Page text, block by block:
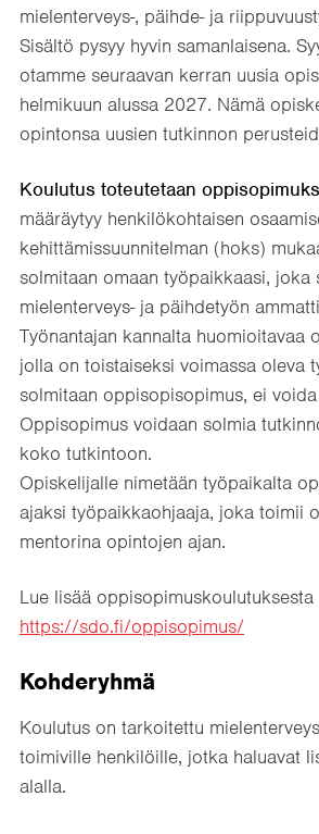
mielenterveys-, päihde- ja
Sisältö pysyy hyvin samanlaisena.
otamme seuraavan kerran uusia
helmikuun alussa 2027. Nämä
opintonsa uusien tutkinnon
Koulutus toteutetaan
määräytyy henkilökohtaisen
kehittämissuunnitelman (hoks)
solmitaan omaan työpaikkaasi, joka
mielenterveys- ja päihdetyön
Työnantajan kannalta huomioitavaa
jolla on toistaiseksi voimassa oleva
solmitaan oppisopisopimus, ei
Oppisopimus voidaan solmia
koko tutkintoon.
Opiskelijalle nimetään työpaikalta
ajaksi työpaikkaohjaaja, joka toimii
mentorina opintojen ajan.
Lue lisää oppisopimuskoulutuksesta
https://sdo.fi/oppisopimus/
Kohderyhmä
Koulutus on tarkoitettu
toimiville henkilöille, jotka haluavat
alalla.